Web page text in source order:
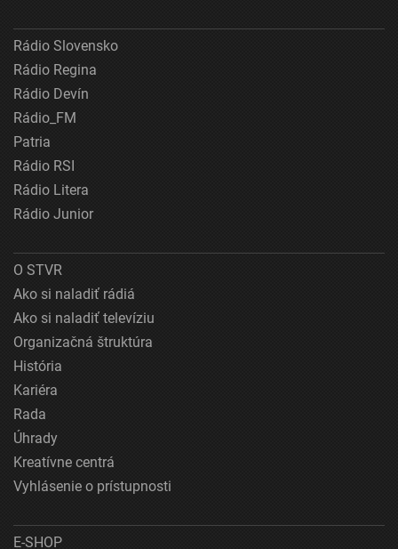
Rádio Slovensko
Rádio Regina
Rádio Devín
Rádio_FM
Patria
Rádio RSI
Rádio Litera
Rádio Junior
O STVR
Ako si naladiť rádiá
Ako si naladiť televíziu
Organizačná štruktúra
História
Kariéra
Rada
Úhrady
Kreatívne centrá
Vyhlásenie o prístupnosti
E-SHOP